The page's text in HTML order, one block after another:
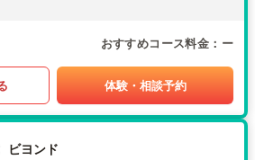
おすすめコース料金 ー
体験・相談予約
ビヨンド